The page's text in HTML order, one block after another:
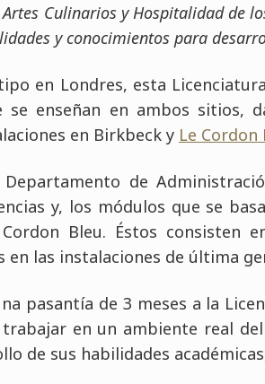
Culinarios y Hospitalidad de
y conocimientos para
en Londres, esta
se enseñan en ambos sitios,
en Birkbeck y Le Cordon
de
y, los módulos que se
Bleu. Éstos consisten
en las instalaciones de última
pasantía de 3 meses a la
en un ambiente real
de sus habilidades